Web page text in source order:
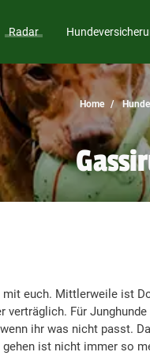
Radar
Home
mit euch. Mittlerweile ist
verträglich. Für
ihr was nicht passt.
ist nicht immer so